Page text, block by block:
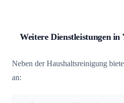
Weitere Dienstleistungen in
Neben der Haushaltsreinigung
an: